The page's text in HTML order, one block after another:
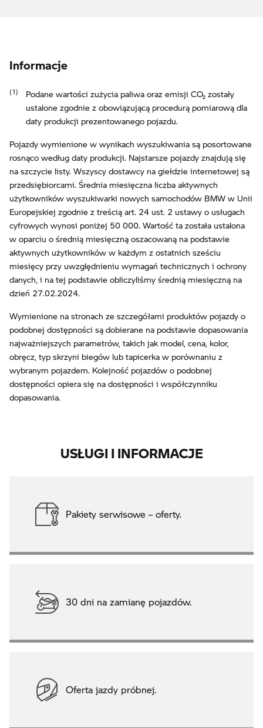
Informacje
Podane wartości zużycia paliwa oraz emisji CO₂ zostały
ustalone zgodnie z obowiązującą procedurą pomiarową dla
daty produkcji prezentowanego pojazdu.
Pojazdy wymienione w wynikach wyszukiwania są posortowane
rosnąco według daty produkcji. Najstarsze pojazdy znajdują się
na szczycie listy. Wszyscy dostawcy na giełdzie internetowej są
przedsiębiorcami. Średnia miesięczna liczba aktywnych
użytkowników wyszukiwarki nowych samochodów BMW w Unii
Europejskiej zgodnie z treścią art. 24 ust. 2 ustawy o usługach
cyfrowych wynosi poniżej 50 000. Wartość ta została ustalona
w oparciu o średnią miesięczną oszacowaną na podstawie
aktywnych użytkowników w każdym z ostatnich sześciu
miesięcy przy uwzględnieniu wymagań technicznych i ochrony
danych, i na tej podstawie obliczyliśmy średnią miesięczną na
dzień 27.02.2024.
Wymienione na stronach ze szczegółami produktów pojazdy o
podobnej dostępności są dobierane na podstawie dopasowania
najważniejszych parametrów, takich jak model, cena, kolor,
obręcz, typ skrzyni biegów lub tapicerka w porównaniu z
wybranym pojazdem. Kolejność pojazdów o podobnej
dostępności opiera się na dostępności i współczynniku
dopasowania.
USŁUGI I INFORMACJE
Pakiety serwisowe – oferty.
30 dni na zamianę pojazdów.
Oferta jazdy próbnej.